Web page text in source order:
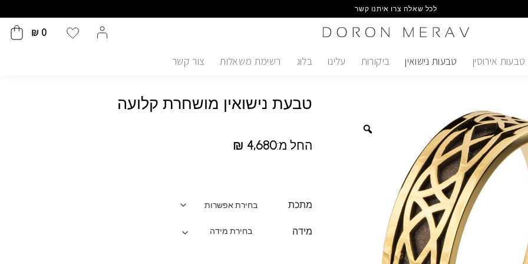
לכל שאלה צרו איתנו קשר
₪ 0
טבעות אירוסין טבעות נישואין ביקורות עלינו בלוג רשימת משאלות צור קשר
טבעת נישואין מושחרת קלועה
החל מ: ₪ 4,680
מתכת
מידה